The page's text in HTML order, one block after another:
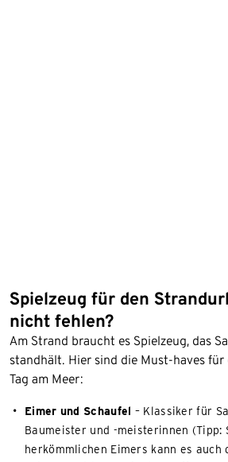
Spielzeug für den
nicht fehlen?
Am Strand braucht es Spielzeug, das
standhält. Hier sind die Must-haves für
Tag am Meer:
Eimer und Schaufel – Klassiker für
Baumeister und -meisterinnen (Tipp:
herkömmlichen Eimers kann es auch